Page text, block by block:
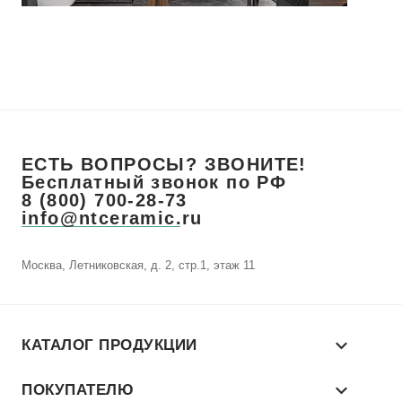
ЕСТЬ ВОПРОСЫ? ЗВОНИТЕ!
Бесплатный звонок по РФ
8 (800) 700-28-73
info@ntceramic.ru
Москва, Летниковская, д. 2, стр.1, этаж 11
КАТАЛОГ ПРОДУКЦИИ
ПОКУПАТЕЛЮ